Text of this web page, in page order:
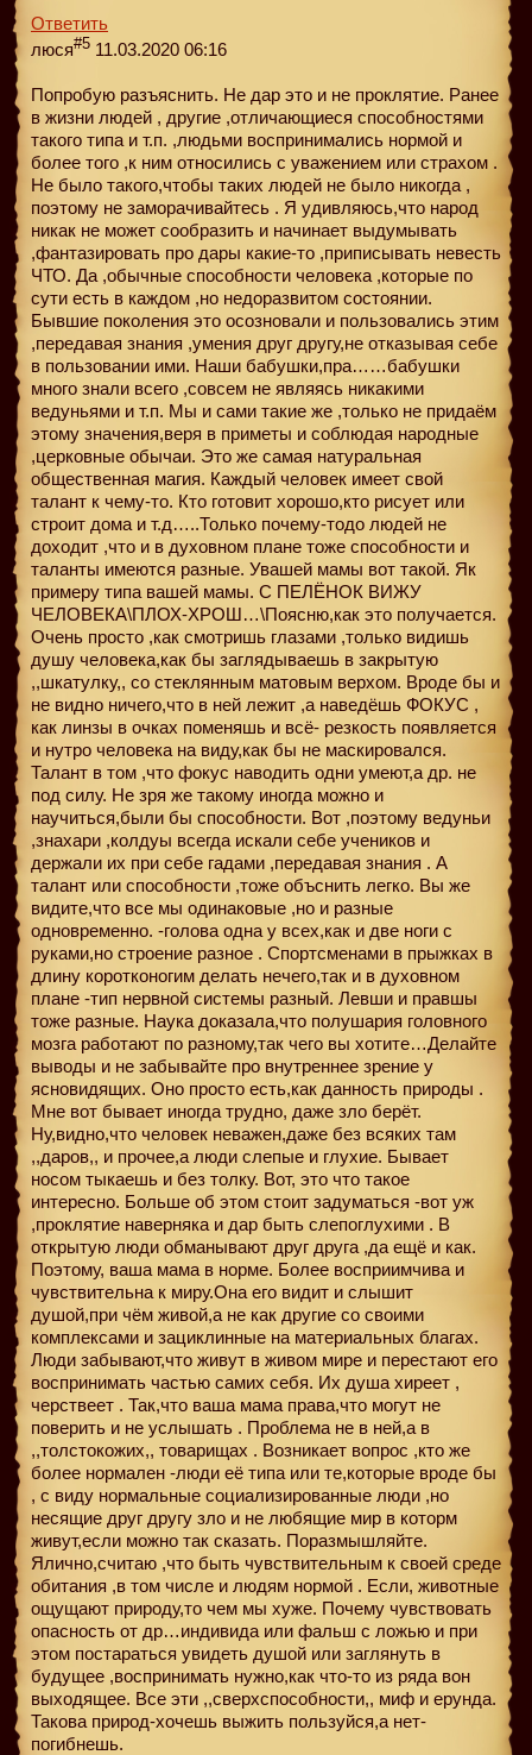
Ответить
люся#5 11.03.2020 06:16
Попробую разъяснить. Не дар это и не проклятие. Ранее
в жизни людей , другие ,отличающиеся способностями
такого типа и т.п. ,людьми воспринимались нормой и
более того ,к ним относились с уважением или страхом .
Не было такого,чтобы таких людей не было никогда ,
поэтому не заморачивайтесь . Я удивляюсь,что народ
никак не может сообразить и начинает выдумывать
,фантазировать про дары какие-то ,приписывать невесть
ЧТО. Да ,обычные способности человека ,которые по
сути есть в каждом ,но недоразвитом состоянии.
Бывшие поколения это осозновали и пользовались этим
,передавая знания ,умения друг другу,не отказывая себе
в пользовании ими. Наши бабушки,пра……бабушки
много знали всего ,совсем не являясь никакими
ведуньями и т.п. Мы и сами такие же ,только не придаём
этому значения,веря в приметы и соблюдая народные
,церковные обычаи. Это же самая натуральная
общественная магия. Каждый человек имеет свой
талант к чему-то. Кто готовит хорошо,кто рисует или
строит дома и т.д…..Только почему-тодо людей не
доходит ,что и в духовном плане тоже способности и
таланты имеются разные. Увашей мамы вот такой. Як
примеру типа вашей мамы. С ПЕЛЁНОК ВИЖУ
ЧЕЛОВЕКА\ПЛОХ-ХРОШ…\Поясню,как это получается.
Очень просто ,как смотришь глазами ,только видишь
душу человека,как бы заглядываешь в закрытую
,,шкатулку,, со стеклянным матовым верхом. Вроде бы и
не видно ничего,что в ней лежит ,а наведёшь ФОКУС ,
как линзы в очках поменяшь и всё- резкость появляется
и нутро человека на виду,как бы не маскировался.
Талант в том ,что фокус наводить одни умеют,а др. не
под силу. Не зря же такому иногда можно и
научиться,были бы способности. Вот ,поэтому ведуньи
,знахари ,колдуы всегда искали себе учеников и
держали их при себе гадами ,передавая знания . А
талант или способности ,тоже объснить легко. Вы же
видите,что все мы одинаковые ,но и разные
одновременно. -голова одна у всех,как и две ноги с
руками,но строение разное . Спортсменами в прыжках в
длину коротконогим делать нечего,так и в духовном
плане -тип нервной системы разный. Левши и правшы
тоже разные. Наука доказала,что полушария головного
мозга работают по разному,так чего вы хотите…Делайте
выводы и не забывайте про внутреннее зрение у
ясновидящих. Оно просто есть,как данность природы .
Мне вот бывает иногда трудно, даже зло берёт.
Ну,видно,что человек неважен,даже без всяких там
,,даров,, и прочее,а люди слепые и глухие. Бывает
носом тыкаешь и без толку. Вот, это что такое
интересно. Больше об этом стоит задуматься -вот уж
,проклятие наверняка и дар быть слепоглухими . В
открытую люди обманывают друг друга ,да ещё и как.
Поэтому, ваша мама в норме. Более восприимчива и
чувствительна к миру.Она его видит и слышит
душой,при чём живой,а не как другие со своими
комплексами и зациклинные на материальных благах.
Люди забывают,что живут в живом мире и перестают его
воспринимать частью самих себя. Их душа хиреет ,
черствеет . Так,что ваша мама права,что могут не
поверить и не услышать . Проблема не в ней,а в
,,толстокожих,, товарищах . Возникает вопрос ,кто же
более нормален -люди её типа или те,которые вроде бы
, с виду нормальные социализированные люди ,но
несящие друг другу зло и не любящие мир в которм
живут,если можно так сказать. Поразмышляйте.
Ялично,считаю ,что быть чувствительным к своей среде
обитания ,в том числе и людям нормой . Если, животные
ощущают природу,то чем мы хуже. Почему чувствовать
опасность от др…индивида или фальш с ложью и при
этом постараться увидеть душой или заглянуть в
будущее ,воспринимать нужно,как что-то из ряда вон
выходящее. Все эти ,,сверхспособности,, миф и ерунда.
Такова природ-хочешь выжить пользуйся,а нет-
погибнешь.